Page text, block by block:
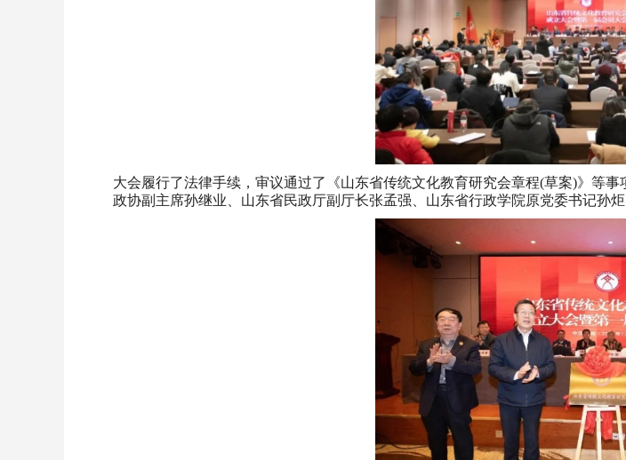
大会履行了法律手续，审议通过了《山东省传统文化教育研究会章程(草案)》等
政协副主席孙继业、山东省民政厅副厅长张孟强、山东省行政学院原党委书记孙